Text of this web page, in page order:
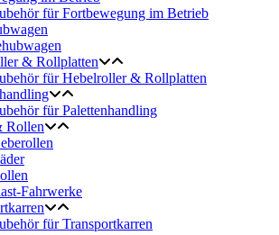
für Fortbewegung im Betrieb
& Rollplatten
für Hebelroller & Rollplatten
für Palettenhandling
Rollen
Fahrwerke
für Transportkarren